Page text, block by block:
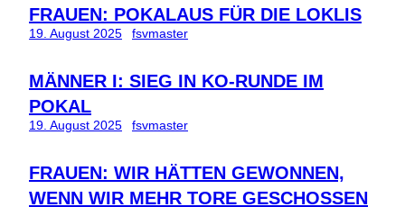
FRAUEN: POKALAUS FÜR DIE LOKLIS
19. August 2025 fsvmaster
MÄNNER I: SIEG IN KO-RUNDE IM
POKAL
19. August 2025 fsvmaster
FRAUEN: WIR HÄTTEN GEWONNEN,
WENN WIR MEHR TORE GESCHOSSEN